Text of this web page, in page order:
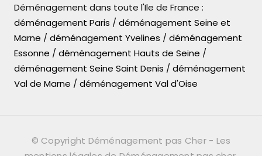
Déménagement dans toute l'Ile de France :
déménagement Paris /déménagement Seine et
Marne /déménagement Yvelines /déménagement
Essonne /déménagement Hauts de Seine /
déménagement Seine Saint Denis /déménagement
Val de Marne /déménagement Val d'Oise
© Copyright Déménagement pas Cher - Les